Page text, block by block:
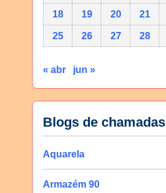
18 19 20 21
25 26 27 28
« abr jun »
Blogs de chamadas
Aquarela
Armazém 90